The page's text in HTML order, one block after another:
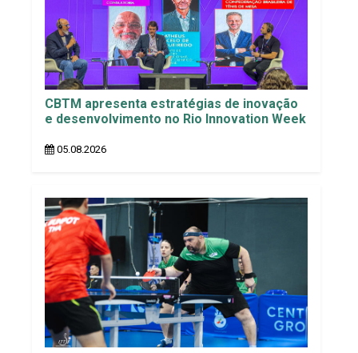
CBTM apresenta estratégias de inovação
e desenvolvimento no Rio Innovation Week
05.08.2026